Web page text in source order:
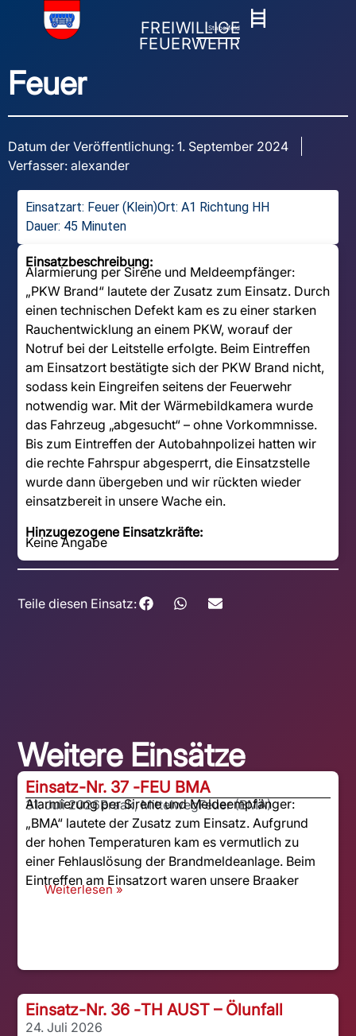
FREIWILLIGE
FEUERWEHR
Stapelfeld
Feuer
Datum der Veröffentlichung: 1. September 2024
Verfasser: alexander
Einsatzart: Feuer (Klein)Ort: A1 Richtung HH
Dauer: 45 Minuten
Einsatzbeschreibung:
Alarmierung per Sirene und Meldeempfänger:
„PKW Brand“ lautete der Zusatz zum Einsatz. Durch
einen technischen Defekt kam es zu einer starken
Rauchentwicklung an einem PKW, worauf der
Notruf bei der Leitstelle erfolgte. Beim Eintreffen
am Einsatzort bestätigte sich der PKW Brand nicht,
sodass kein Eingreifen seitens der Feuerwehr
notwendig war. Mit der Wärmebildkamera wurde
das Fahrzeug „abgesucht“ – ohne Vorkommnisse.
Bis zum Eintreffen der Autobahnpolizei hatten wir
die rechte Fahrspur abgesperrt, die Einsatzstelle
wurde dann übergeben und wir rückten wieder
einsatzbereit in unsere Wache ein.
Hinzugezogene Einsatzkräfte:
Keine Angabe
Teile diesen Einsatz:
Weitere Einsätze
Einsatz-Nr. 37 -FEU BMA
31. Juli 2026Braak, MittelwegFeuer (BMA)
Alarmierung per Sirene und Meldeempfänger:
„BMA“ lautete der Zusatz zum Einsatz. Aufgrund
der hohen Temperaturen kam es vermutlich zu
einer Fehlauslösung der Brandmeldeanlage. Beim
Eintreffen am Einsatzort waren unsere Braaker
Weiterlesen »
Einsatz-Nr. 36 -TH AUST – Ölunfall
24. Juli 2026